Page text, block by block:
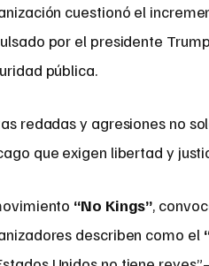
cuestionó el
por el presidente
pública.
redadas y agresiones no
que exigen libertad y
“No Kings”,
describen como el